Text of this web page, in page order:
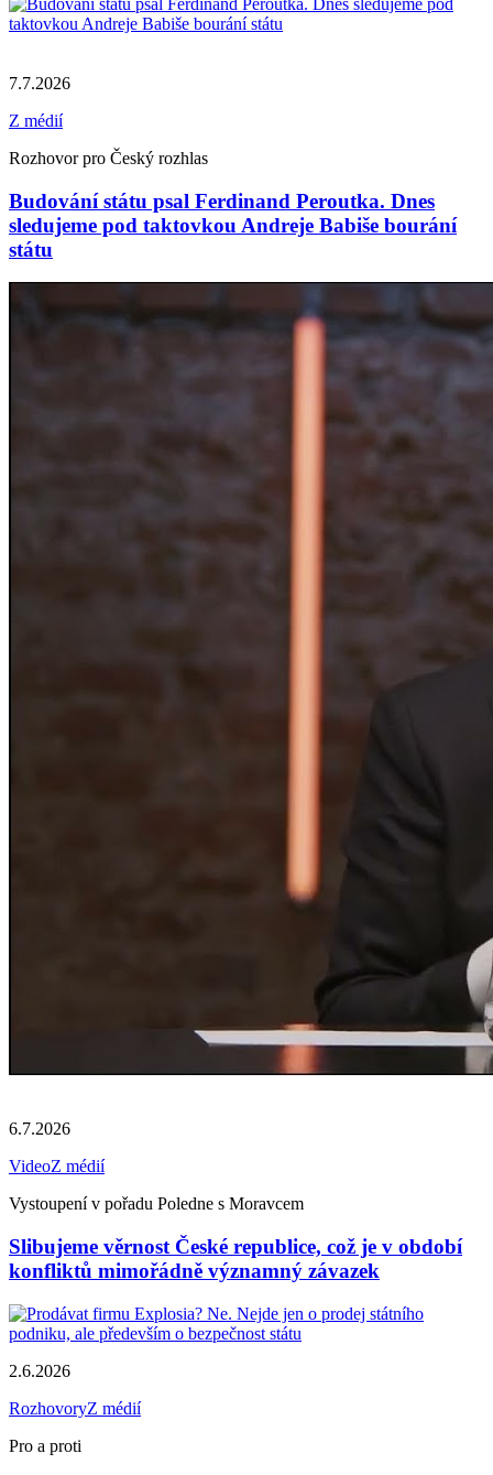
7.7.2026
Z médií
Rozhovor pro Český rozhlas
Budování státu psal Ferdinand Peroutka. Dnes
sledujeme pod taktovkou Andreje Babiše bourání
státu
6.7.2026
VideoZ médií
Vystoupení v pořadu Poledne s Moravcem
Slibujeme věrnost České republice, což je v období
konfliktů mimořádně významný závazek
2.6.2026
RozhovoryZ médií
Pro a proti